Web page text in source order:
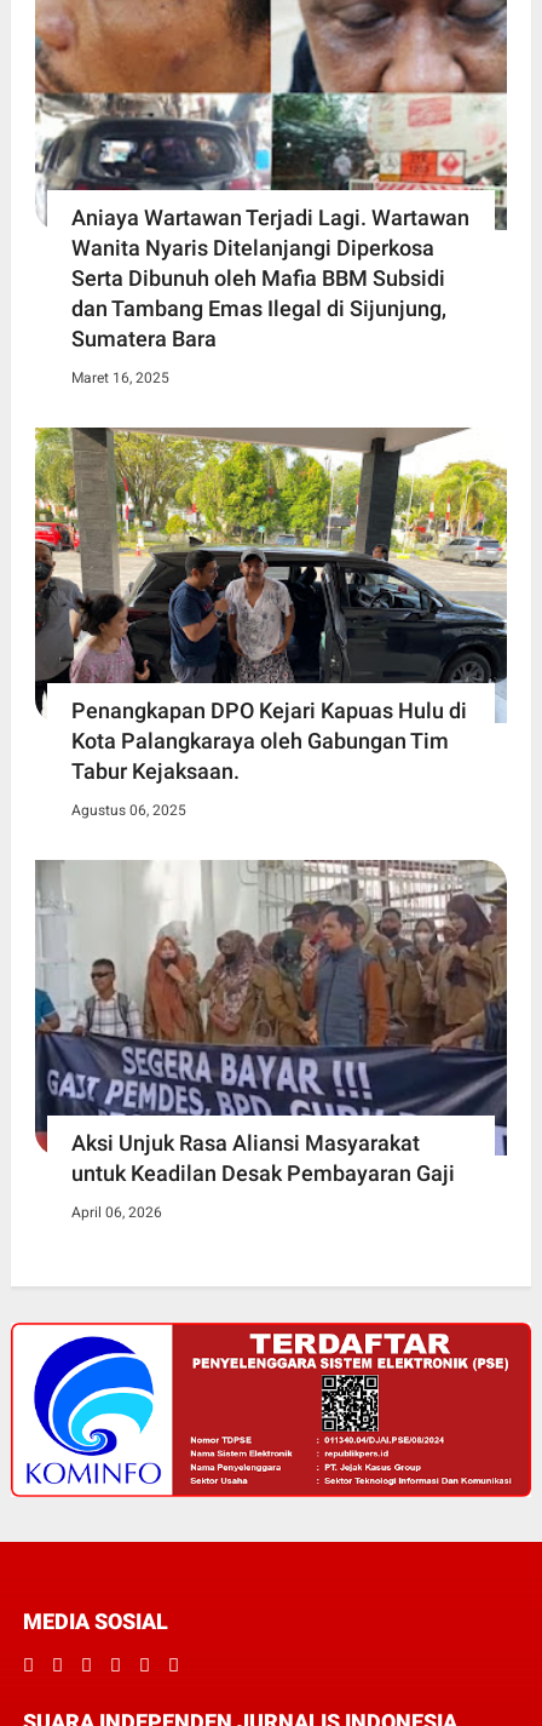
Aniaya Wartawan Terjadi Lagi. Wartawan
Wanita Nyaris Ditelanjangi Diperkosa
Serta Dibunuh oleh Mafia BBM Subsidi
dan Tambang Emas Ilegal di Sijunjung,
Sumatera Bara
Maret 16, 2025
Penangkapan DPO Kejari Kapuas Hulu di
Kota Palangkaraya oleh Gabungan Tim
Tabur Kejaksaan.
Agustus 06, 2025
Aksi Unjuk Rasa Aliansi Masyarakat
untuk Keadilan Desak Pembayaran Gaji
April 06, 2026
MEDIA SOSIAL